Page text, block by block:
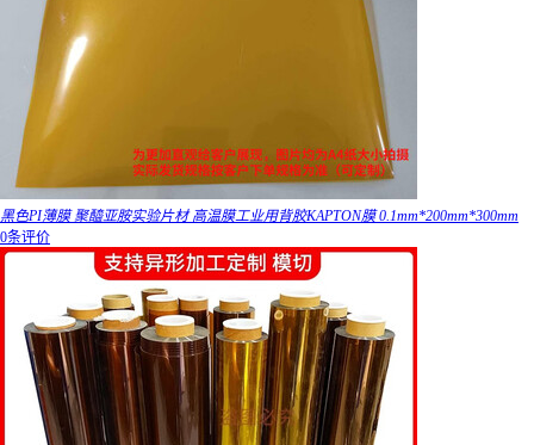
黑色PI薄膜 聚醯亚胺实验片材 高温膜工业用背胶KAPTON膜 0.1mm*200mm*300mm
0条评价